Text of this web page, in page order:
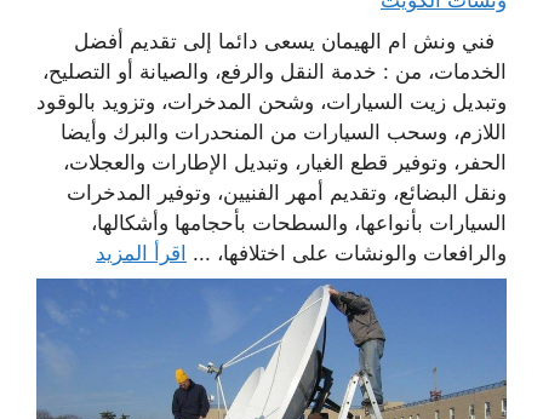
فني ونش ام الهيمان يسعى دائما إلى تقديم أفضل
الخدمات، من : خدمة النقل والرفع، والصيانة أو التصليح،
وتبديل زيت السيارات، وشحن المدخرات، وتزويد بالوقود
اللازم، وسحب السيارات من المنحدرات والبرك وأيضا
الحفر، وتوفير قطع الغيار، وتبديل الإطارات والعجلات،
ونقل البضائع، وتقديم أمهر الفنيين، وتوفير المدخرات
السيارات بأنواعها، والسطحات بأحجامها وأشكالها،
والرافعات والونشات على اختلافها، ... اقرأ المزيد